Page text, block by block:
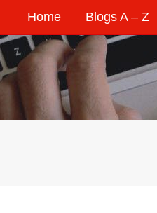
Home Blogs A – Z